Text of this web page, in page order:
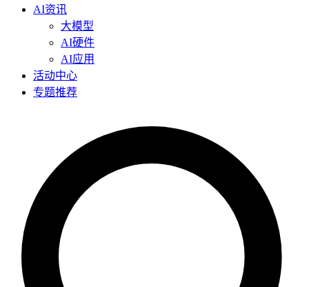
AI资讯
大模型
AI硬件
AI应用
活动中心
专题推荐